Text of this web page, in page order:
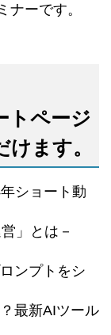
ナーです。
トページ
ます。
ショート動
」とは－
ンプトをシ
最新AIツール